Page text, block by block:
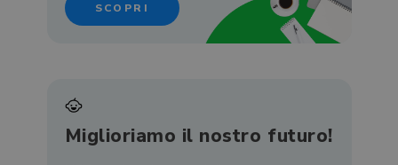
SCOPRI
Miglioriamo il nostro futuro!